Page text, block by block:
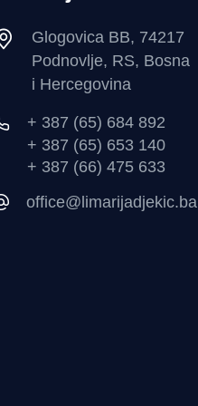
Glogovica BB, 74217
Podnovlje, RS, Bosna
i Hercegovina
+ 387 (65) 684 892
+ 387 (65) 653 140
+ 387 (66) 475 633
office@limarijadjekic.ba